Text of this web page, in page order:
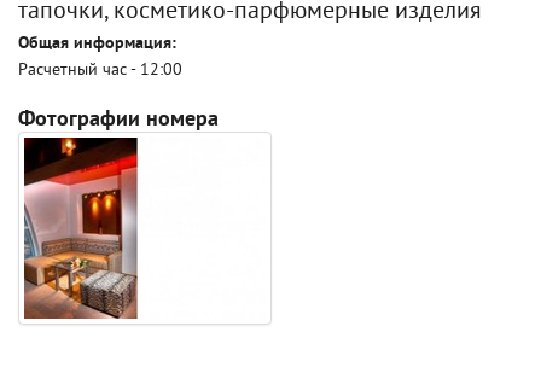
тапочки, косметико-парфюмерные изделия
Общая информация:
Расчетный час - 12:00
Фотографии номера